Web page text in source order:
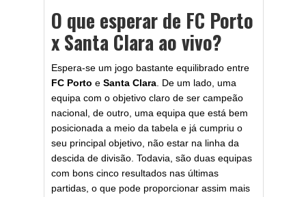
O que esperar de FC Porto
x Santa Clara ao vivo?
Espera-se um jogo bastante equilibrado entre
FC Porto e Santa Clara . De um lado, uma
equipa com o objetivo claro de ser campeão
nacional, de outro, uma equipa que está bem
posicionada a meio da tabela e já cumpriu o
seu principal objetivo, não estar na linha da
descida de divisão. Todavia, são duas equipas
com bons cinco resultados nas últimas
partidas, o que pode proporcionar assim mais